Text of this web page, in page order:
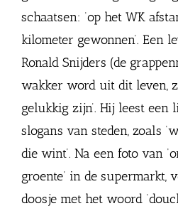
schaatsen: ‘op het WK
kilometer gewonnen’. Een
Ronald Snijders (de
wakker word uit dit leven,
gelukkig zijn’. Hij leest een
slogans van steden, zoals
die wint’. Na een foto van
groente’ in de supermarkt,
doosje met het woord